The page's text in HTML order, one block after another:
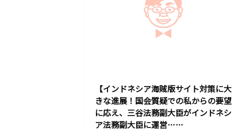
【インドネシア海賊版サイト対策に大
きな進展！国会質疑での私からの要望
に応え、三谷法務副大臣がインドネシ
ア法務副大臣に運営……